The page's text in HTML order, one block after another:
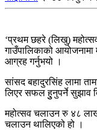
‘प्रथम छहरे (लिखु)
गाउँपालिकाको
आग्रह गर्नुभयो ।
सांसद बहादुरसिंह लामा
लिएर सफल हुुनुपर्ने सुझाव
महोत्सव चलाउन रु ४८
चलाउन थालिएको हो ।